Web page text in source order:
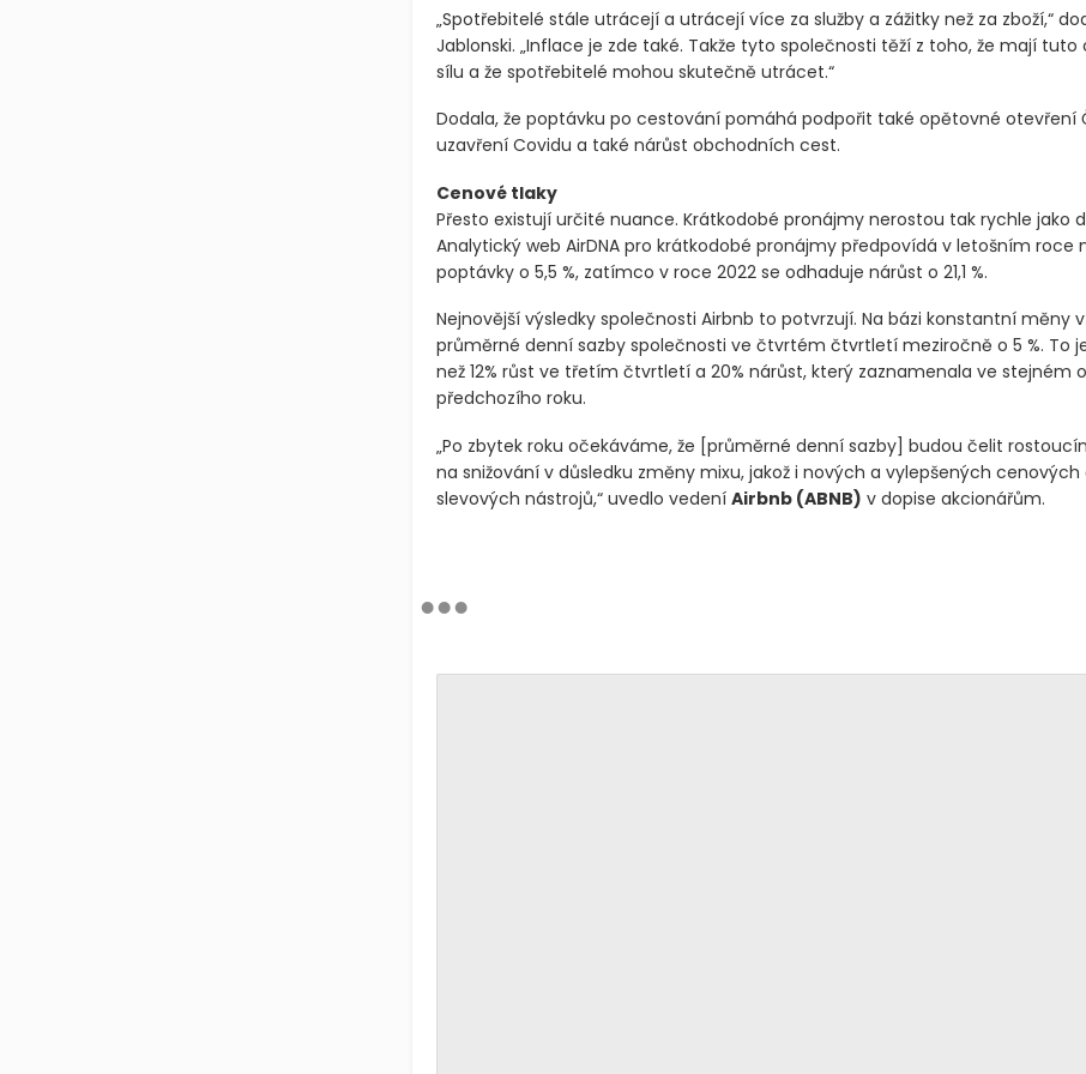
„Spotřebitelé stále utrácejí a utrácejí více za služby a zážitky než za zboží,“
Jablonski. „Inflace je zde také. Takže tyto společnosti těží z toho, že mají tuto
sílu a že spotřebitelé mohou skutečně utrácet.“
Dodala, že poptávku po cestování pomáhá podpořit také opětovné otevření
uzavření Covidu a také nárůst obchodních cest.
Cenové tlaky
Přesto existují určité nuance. Krátkodobé pronájmy nerostou tak rychle jako
Analytický web AirDNA pro krátkodobé pronájmy předpovídá v letošním roce
poptávky o 5,5 %, zatímco v roce 2022 se odhaduje nárůst o 21,1 %.
Nejnovější výsledky společnosti Airbnb to potvrzují. Na bázi konstantní měny
průměrné denní sazby společnosti ve čtvrtém čtvrtletí meziročně o 5 %. To
než 12% růst ve třetím čtvrtletí a 20% nárůst, který zaznamenala ve stejném
předchozího roku.
„Po zbytek roku očekáváme, že [průměrné denní sazby] budou čelit
na snižování v důsledku změny mixu, jakož i nových a vylepšených cenových
slevových nástrojů,“ uvedlo vedení Airbnb (ABNB) v dopise akcionářům.